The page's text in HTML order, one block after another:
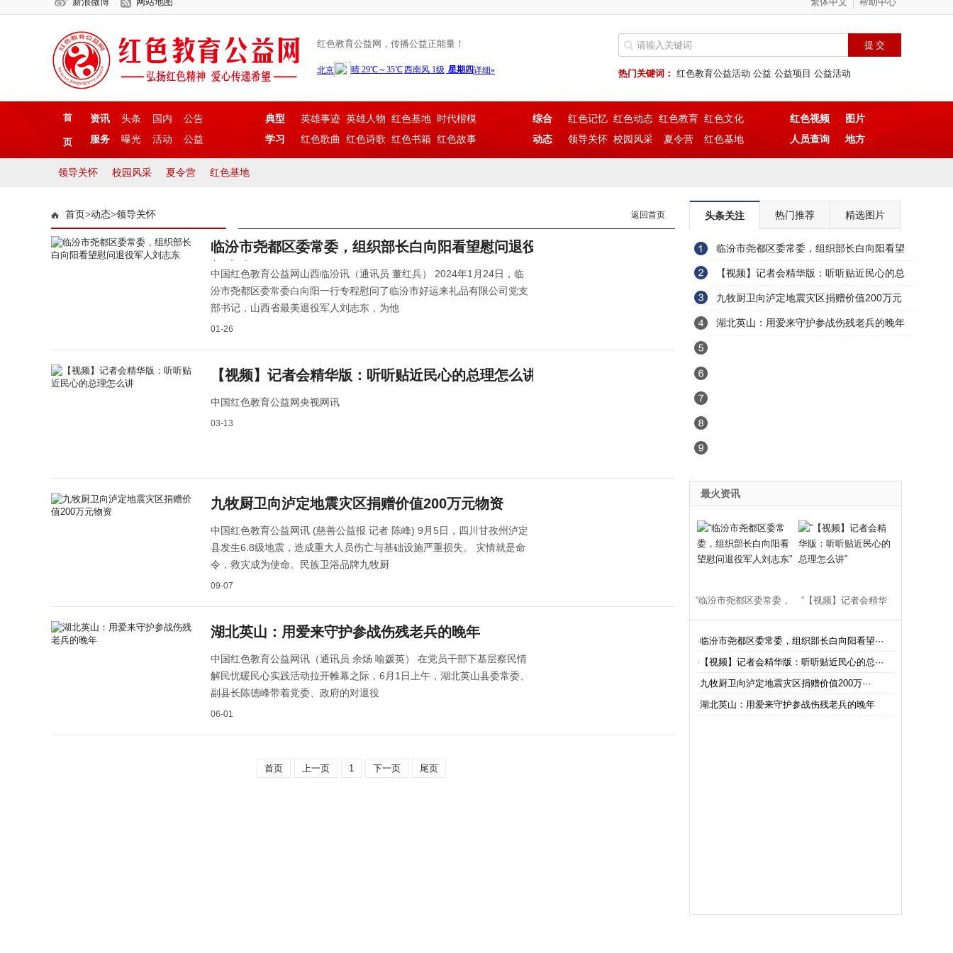
红色教育公益网，传播公益正能量！
热门关键词： 红色教育公益活动 公益 公益项目 公益活动
首
页
资讯 头条 国内
公告
服务
曝光 活动 公益
典型 英雄事迹 英雄人物 红色基地 时代楷模
学习
红色歌曲 红色诗歌 红色书箱 红色故事
综合 红色记忆 红色动态 红色教育 红色文化
动态
领导关怀 校园风采 夏令营 红色基地
红色视频
图片
人员查询
地方
领导关怀 校园风采 夏令营 红色基地
首页>动态>领导关怀 返回首页
临汾市尧都区委常委，组织部长白向阳看望慰问退役军人
刘志东
中国红色教育公益网山西临汾讯（通讯员 董红兵） 2024年1月24日，临
汾市尧都区委常委白向阳一行专程慰问了临汾市好运来礼品有限公司党支
部书记，山西省最美退役军人刘志东，为他
01-26
【视频】记者会精华版：听听贴近民心的总理怎么讲
中国红色教育公益网央视网讯
03-13
九牧厨卫向泸定地震灾区捐赠价值200万元物资
中国红色教育公益网讯 (慈善公益报 记者 陈峰) 9月5日，四川甘孜州泸定
县发生6.8级地震，造成重大人员伤亡与基础设施严重损失。 灾情就是命
令，救灾成为使命。民族卫浴品牌九牧厨
09-07
湖北英山：用爱来守护参战伤残老兵的晚年
中国红色教育公益网讯（通讯员 余炀 喻媛英） 在党员干部下基层察民情
解民忧暖民心实践活动拉开帷幕之际，6月1日上午，湖北英山县委常委、
副县长陈德峰带着党委、政府的对退役
06-01
首页 上一页 1 下一页 尾页
头条关注 热门推荐 精选图片
临汾市尧都区委常委，组织部长白向阳看望
慰问退役军人刘志东
【视频】记者会精华版：听听贴近民心的总
理怎么讲
九牧厨卫向泸定地震灾区捐赠价值200万元
物资
湖北英山：用爱来守护参战伤残老兵的晚年
最火资讯
“临汾市尧都区委常委，
问退役军人刘志东”
“【视频】记者会精华
理怎么讲”
·临汾市尧都区委常委，组织部长白向阳看望···
· 【视频】记者会精华版：听听贴近民心的总···
·九牧厨卫向泸定地震灾区捐赠价值200万···
·湖北英山：用爱来守护参战伤残老兵的晚年